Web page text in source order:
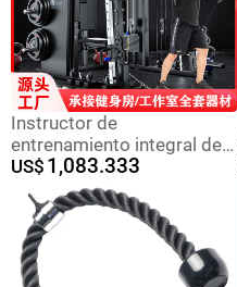
Instructor de
entrenamiento integral de
máquina Smith de nivel de
tanque, marco de cuclillas
profundo, marco de dormir,
gimnasio multifuncional,
equipo de fitness
combinado
US$ 1,083.333